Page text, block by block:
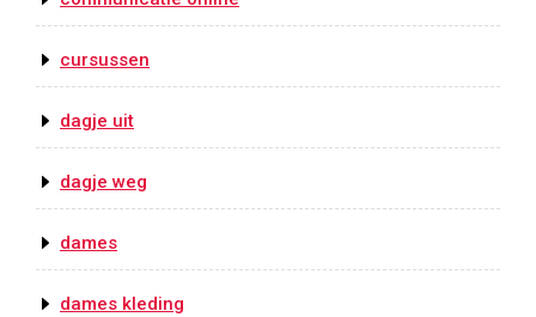
cursussen
dagje uit
dagje weg
dames
dames kleding